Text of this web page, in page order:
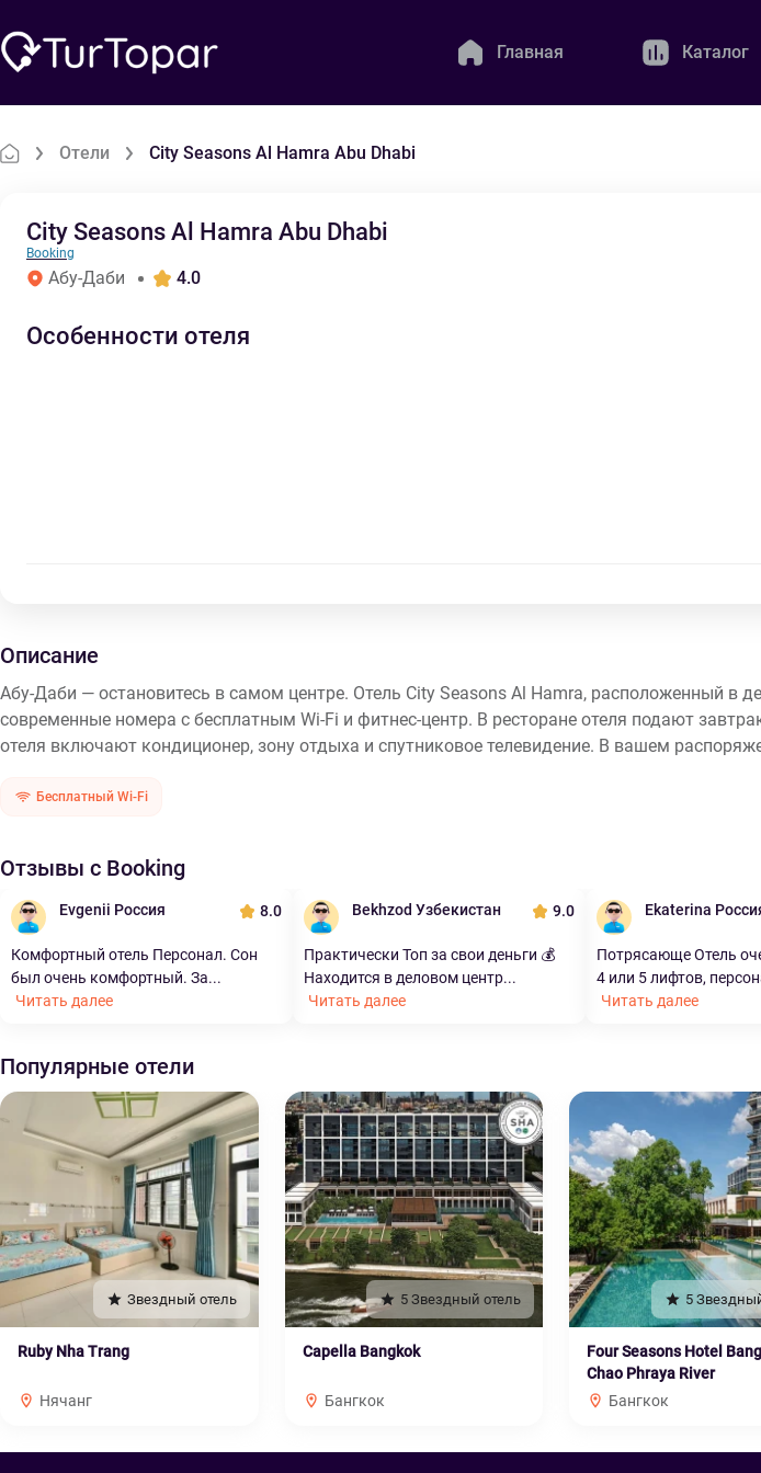
Главная Каталог
Отели City Seasons Al Hamra Abu Dhabi
City Seasons Al Hamra Abu Dhabi
Booking
Абу-Даби 4.0
Особенности отеля
Описание
Абу-Даби — остановитесь в самом центре. Отель City Seasons Al Hamra, расположенный в
современные номера с бесплатным Wi-Fi и фитнес-центр. В ресторане отеля подают
отеля включают кондиционер, зону отдыха и спутниковое телевидение. В вашем
Бесплатный Wi-Fi
Отзывы с Booking
Evgenii Россия 8.0
Комфортный отель Персонал. Сон
был очень комфортный. За...
Читать далее
Bekhzod Узбекистан 9.0
Практически Топ за свои деньги 💰
Находится в деловом центр...
Читать далее
Ekaterina
Потрясающе Отель
4 или 5 лифтов,
Читать далее
Популярные отели
Звездный отель
Ruby Nha Trang
Нячанг
5 Звездный отель
Capella Bangkok
Бангкок
5
Four Seasons Hotel
Chao Phraya River
Бангкок